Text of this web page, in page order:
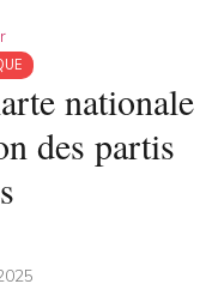
nationale
des partis